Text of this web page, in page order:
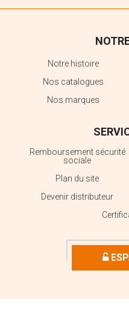
Notre histoire
Nos catalogues
Nos marques
Remboursement sécurité
sociale
Plan du site
Devenir distributeur